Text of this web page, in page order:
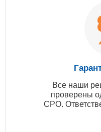
Все наши
проверены
СРО.